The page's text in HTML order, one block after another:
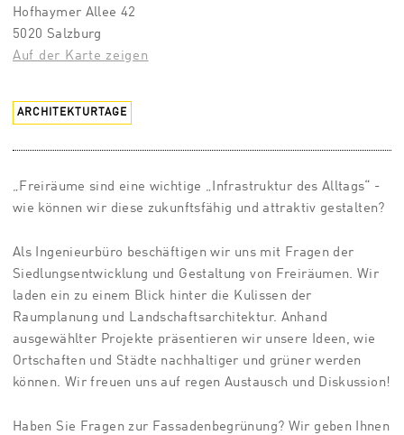
Hofhaymer Allee 42
5020 Salzburg
Auf der Karte zeigen
ARCHITEKTURTAGE
„Freiräume sind eine wichtige „Infrastruktur des Alltags“ -
wie können wir diese zukunftsfähig und attraktiv gestalten?
Als Ingenieurbüro beschäftigen wir uns mit Fragen der
Siedlungsentwicklung und Gestaltung von Freiräumen. Wir
laden ein zu einem Blick hinter die Kulissen der
Raumplanung und Landschaftsarchitektur. Anhand
ausgewählter Projekte präsentieren wir unsere Ideen, wie
Ortschaften und Städte nachhaltiger und grüner werden
können. Wir freuen uns auf regen Austausch und Diskussion!
Haben Sie Fragen zur Fassadenbegrünung? Wir geben Ihnen